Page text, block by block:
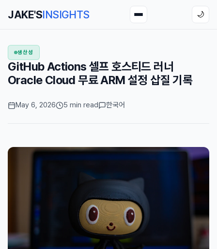
JAKE'SINSIGHTS 🌙
생산성
GitHub Actions 셀프 호스티드 러너
Oracle Cloud 무료 ARM 설정 삽질 기록
May 6, 2026 5 min read 한국어